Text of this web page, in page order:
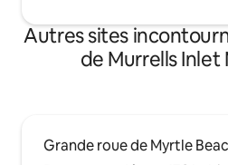
Autres sites
de Murrells Inlet
Grande roue de Myrtle